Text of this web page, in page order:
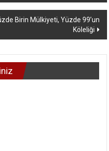
Birin Mülkiyeti, Yüzde 99’un
Köleliği